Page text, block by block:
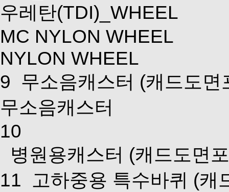
우레탄(TDI)_WHEEL
MC NYLON WHEEL
NYLON WHEEL
9 무소음캐스터 (캐드도면
무소음캐스터
10
병원용캐스터 (캐드도면
11
고하중용 특수바퀴 (캐